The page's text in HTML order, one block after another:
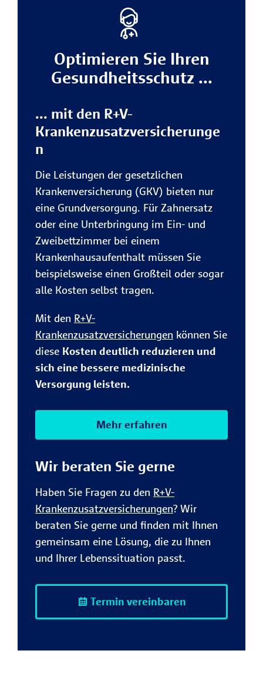
Psyche in
Verbindung
gebracht und als
Vorbeugung bzw.
Behebung
depressiver
in den USA
veröffentlichte
klinische Studie
ergab jedoch, dass
Sonnenvitamins
keinerlei
Auswirkungen bei
Menschen mit
Optimieren Sie Ihren
Gesundheitsschutz ...
... mit den R+V-
Krankenzusatzversicherunge
n
Die Leistungen der gesetzlichen
Krankenversicherung (GKV) bieten nur
eine Grundversorgung. Für Zahnersatz
oder eine Unterbringung im Ein- und
Zweibettzimmer bei einem
Krankenhausaufenthalt müssen Sie
beispielsweise einen Großteil oder sogar
alle Kosten selbst tragen.
Mit den R+V-
Krankenzusatzversicherungen können Sie
diese Kosten deutlich reduzieren und
sich eine bessere medizinische
Versorgung leisten.
Mehr erfahren
Wir beraten Sie gerne
Haben Sie Fragen zu den R+V-
Krankenzusatzversicherungen? Wir
beraten Sie gerne und finden mit Ihnen
gemeinsam eine Lösung, die zu Ihnen
und Ihrer Lebenssituation passt.
Termin vereinbaren